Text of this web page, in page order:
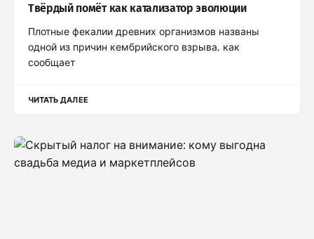
Твёрдый помёт как катализатор эволюции
Плотные фекалии древних организмов названы
одной из причин кембрийского взрыва, как
сообщает
ЧИТАТЬ ДАЛЕЕ